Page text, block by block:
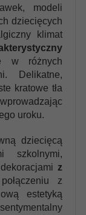
modeli
dziecięcych
klimat
w różnych
Delikatne,
kratowe tła
uroku.
dziecięcą
szkolnymi,
z
z
estetyką